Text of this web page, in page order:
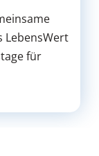
LebensWert
für